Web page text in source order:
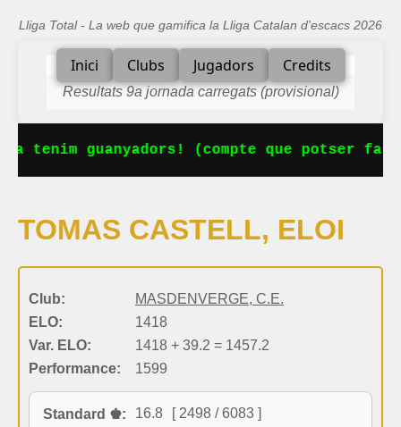
Lliga Total - La web que gamifica la Lliga Catalan d'escacs 2026
Inici Clubs Jugadors Credits
Resultats 9a jornada carregats (provisional)
tenim guanyadors! (compte que potser
TOMAS CASTELL, ELOI
Club:
MASDENVERGE, C.E.
ELO:
1418
Var. ELO:
1418 + 39.2 = 1457.2
Performance:
1599
Standard ♚: 16.8
[ 2498 / 6083 ]